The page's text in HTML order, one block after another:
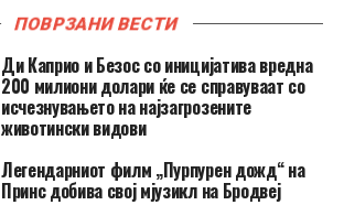
ПОВРЗАНИ ВЕСТИ
Ди Каприо и Безос со иницијатива вредна
200 милиони долари ќе се справуваат со
исчезнувањето на најзагрозените
животински видови
Легендарниот филм „Пурпурен дожд“ на
Принс добива свој мјузикл на Бродвеј